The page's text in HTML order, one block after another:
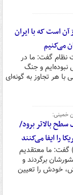
است که با ایران
می‌کنیم
گفت: ما در
نبوده‌ایم و جنگ
هر تجاوز به گونه‌ای
خمینی:
سطح بالاتر برود/
را ایفا می‌کنند
گفت: ما معتقدیم
برگردند و
خودش را تعیین